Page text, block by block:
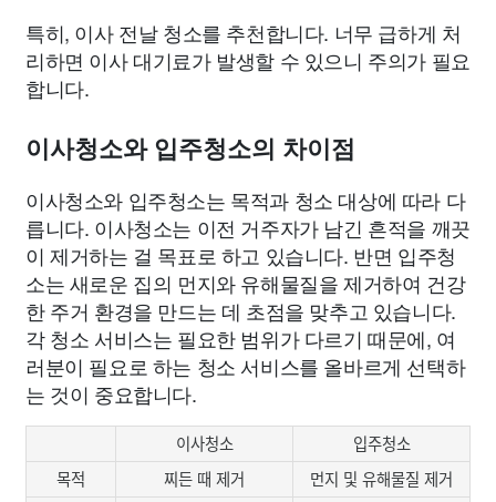
특히, 이사 전날 청소를 추천합니다. 너무 급하게 처
리하면 이사 대기료가 발생할 수 있으니 주의가 필요
합니다.
이사청소와 입주청소의 차이점
이사청소와 입주청소는 목적과 청소 대상에 따라 다
릅니다. 이사청소는 이전 거주자가 남긴 흔적을 깨끗
이 제거하는 걸 목표로 하고 있습니다. 반면 입주청
소는 새로운 집의 먼지와 유해물질을 제거하여 건강
한 주거 환경을 만드는 데 초점을 맞추고 있습니다.
각 청소 서비스는 필요한 범위가 다르기 때문에, 여
러분이 필요로 하는 청소 서비스를 올바르게 선택하
는 것이 중요합니다.
이사청소
입주청소
목적
찌든 때 제거
먼지 및 유해물질 제거